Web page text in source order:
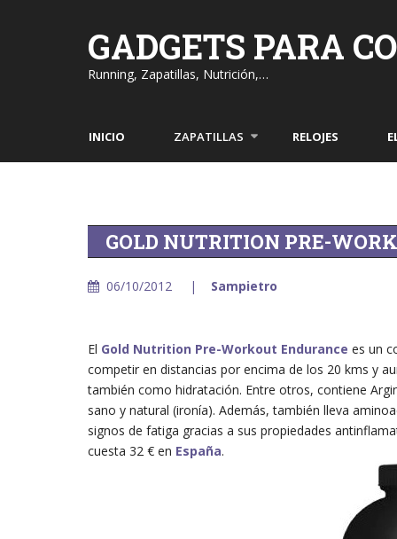
GADGETS PARA
Running, Zapatillas, Nutrición,…
INICIO ZAPATILLAS RELOJES
GOLD NUTRITION PRE-
06/10/2012 Sampietro
El Gold Nutrition Pre-Workout Endurance es un
competir en distancias por encima de los 20 kms y
también como hidratación. Entre otros, contiene
sano y natural (ironía). Además, también lleva
signos de fatiga gracias a sus propiedades
cuesta 32 € en España.